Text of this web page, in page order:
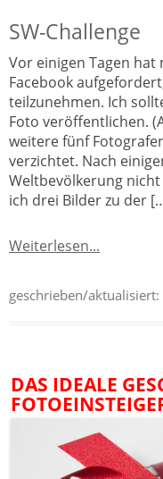
SW-Challenge
Vor einigen Tagen
Facebook
teilzunehmen. Ich
Foto veröffentlichen.
weitere fünf
verzichtet. Nach
Weltbevölkerung
ich drei Bilder zu der
Weiterlesen...
geschrieben/aktualisiert:
DAS IDEALE